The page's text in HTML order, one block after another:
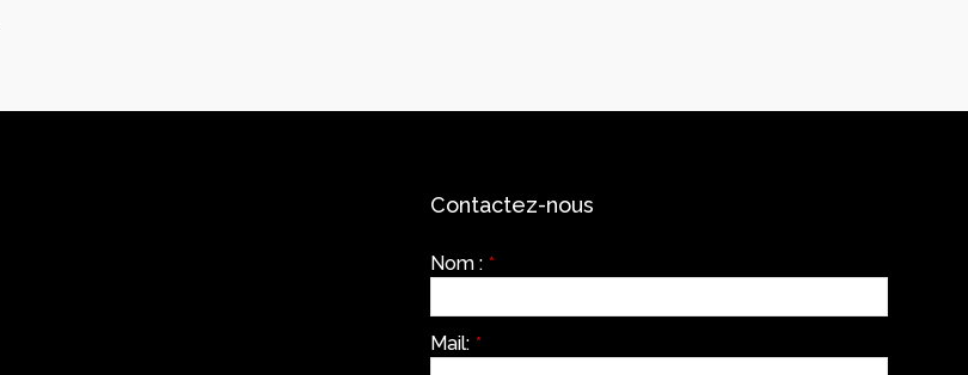
Contactez-nous
Nom : *
Mail: *